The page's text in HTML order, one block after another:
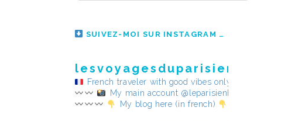
SUIVEZ-MOI SUR INSTAGRAM
French traveler with good vibes only
My main account @leparisienheureux
My blog here (in french)